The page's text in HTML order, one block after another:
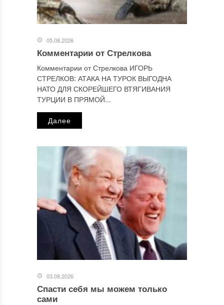
Узнайте, как обрабатываются ваши данные комментариев
персональных данных.
05.08.2026
Комментарии от Стрелкова
Комментарии от Стрелкова ИГОРЬ
СТРЕЛКОВ: АТАКА НА ТУРОК ВЫГОДНА
НАТО ДЛЯ СКОРЕЙШЕГО ВТЯГИВАНИЯ
ТУРЦИИ В ПРЯМОЙ...
Далее
03.08.2026
Спасти себя мы можем только
сами